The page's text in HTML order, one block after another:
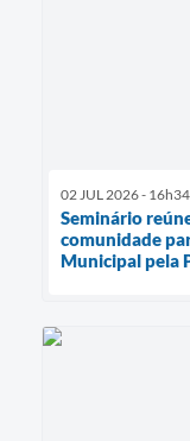
02 JUL 2026 - 16h34
Seminário
comunidade
Municipal pela